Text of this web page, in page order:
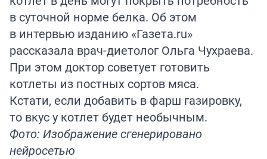
в суточной норме белка. Об этом
в интервью изданию «Газета.ru»
рассказала врач-диетолог Ольга Чухраева.
При этом доктор советует готовить
котлеты из постных сортов мяса.
Кстати, если добавить в фарш газировку,
то вкус у котлет будет необычным.
Фото: Изображение сгенерировано
нейросетью